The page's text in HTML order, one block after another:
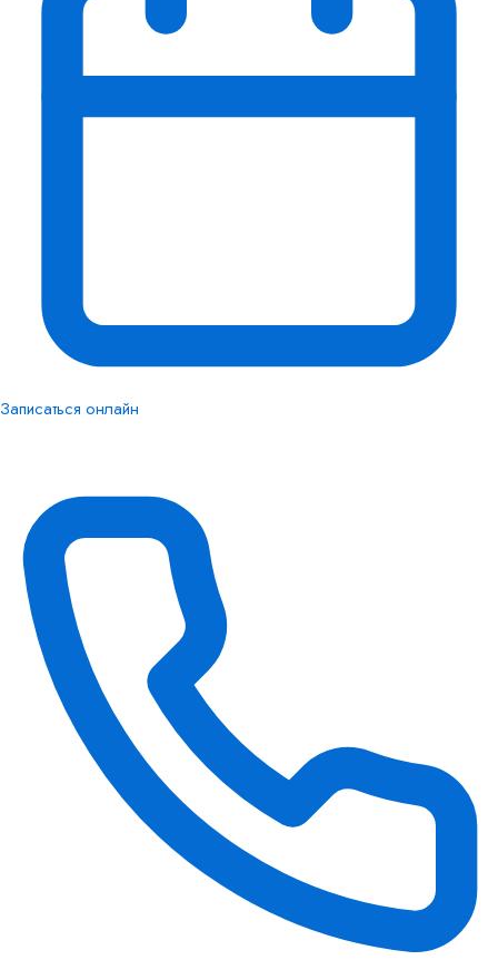
Записаться онлайн